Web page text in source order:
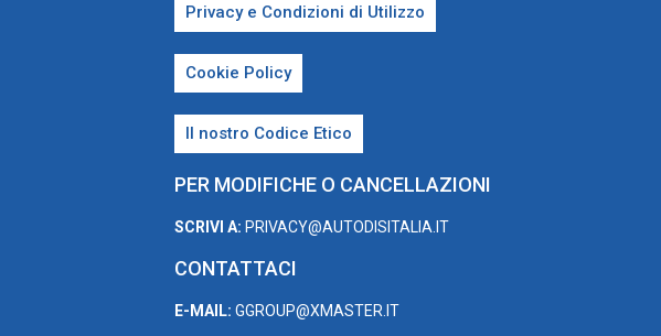
Privacy e Condizioni di Utilizzo
Cookie Policy
Il nostro Codice Etico
PER MODIFICHE O CANCELLAZIONI
SCRIVI A: PRIVACY@AUTODISITALIA.IT
CONTATTACI
E-MAIL: GGROUP@XMASTER.IT